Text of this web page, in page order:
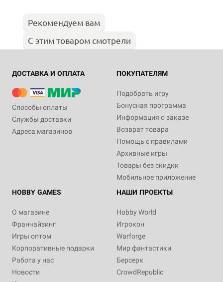
Рекомендуем вам
С этим товаром смотрели
ДОСТАВКА И ОПЛАТА
Способы оплаты
Службы доставки
Адреса магазинов
ПОКУПАТЕЛЯМ
Подобрать игру
Бонусная программа
Информация о заказе
Возврат товара
Помощь с правилами
Архивные игры
Товары без скидки
Мобильное приложение
HOBBY GAMES
О магазине
Франчайзинг
Игры оптом
Корпоративные подарки
Работа у нас
Новости
НАШИ ПРОЕКТЫ
Hobby World
Игрокон
Warforge
Мир фантастики
Берсерк
CrowdRepublic